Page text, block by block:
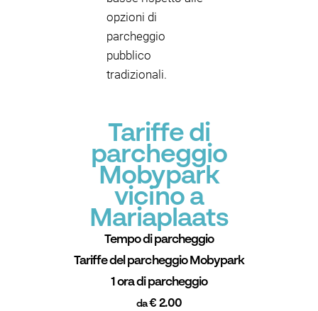
opzioni di
parcheggio
pubblico
tradizionali.
Tariffe di
parcheggio
Mobypark
vicino a
Mariaplaats
Tempo di parcheggio
Tariffe del parcheggio Mobypark
1 ora di parcheggio
da€ 2.00